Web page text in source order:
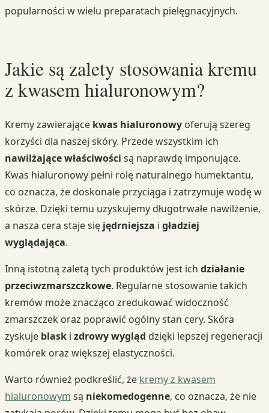
popularności w wielu preparatach pielęgnacyjnych.
Jakie są zalety stosowania kremu
z kwasem hialuronowym?
Kremy zawierające kwas hialuronowy oferują szereg
korzyści dla naszej skóry. Przede wszystkim ich
nawilżające właściwości są naprawdę imponujące.
Kwas hialuronowy pełni rolę naturalnego humektantu,
co oznacza, że doskonale przyciąga i zatrzymuje wodę w
skórze. Dzięki temu uzyskujemy długotrwałe nawilżenie,
a nasza cera staje się jędrniejsza i gładziej
wyglądająca.
Inną istotną zaletą tych produktów jest ich działanie
przeciwzmarszczkowe. Regularne stosowanie takich
kremów może znacząco zredukować widoczność
zmarszczek oraz poprawić ogólny stan cery. Skóra
zyskuje blask i zdrowy wygląd dzięki lepszej regeneracji
komórek oraz większej elastyczności.
Warto również podkreślić, że kremy z kwasem
hialuronowym są niekomedogenne, co oznacza, że nie